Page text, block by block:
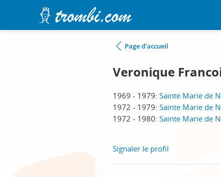
Page d'accueil
Veronique
1969 - 1979: Sainte Marie de
1972 - 1979: Sainte Marie de
1972 - 1980: Sainte Marie de
Signaler le profil